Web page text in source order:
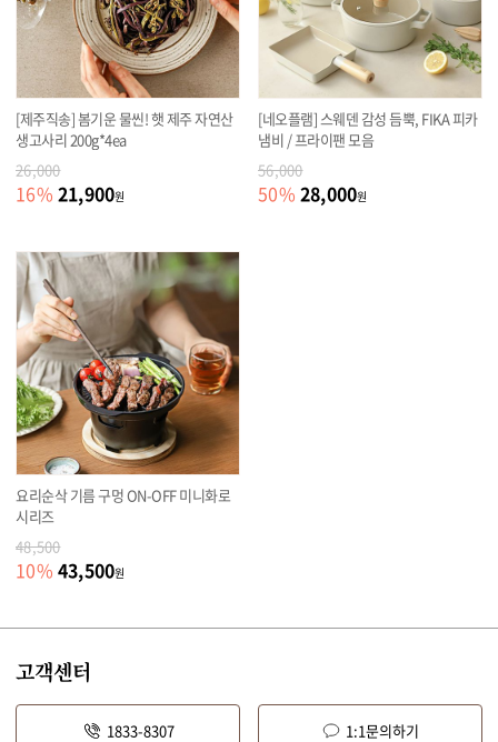
[제주직송] 봄기운 물씬! 햇 제주 자연산
생고사리 200g*4ea
26,000
16% 21,900원
[네오플램] 스웨덴 감성 듬뿍, FIKA 피카
냄비 / 프라이팬 모음
56,000
50% 28,000원
요리순삭 기름 구멍 ON-OFF 미니화로
시리즈
48,500
10% 43,500원
고객센터
1833-8307 1:1문의하기